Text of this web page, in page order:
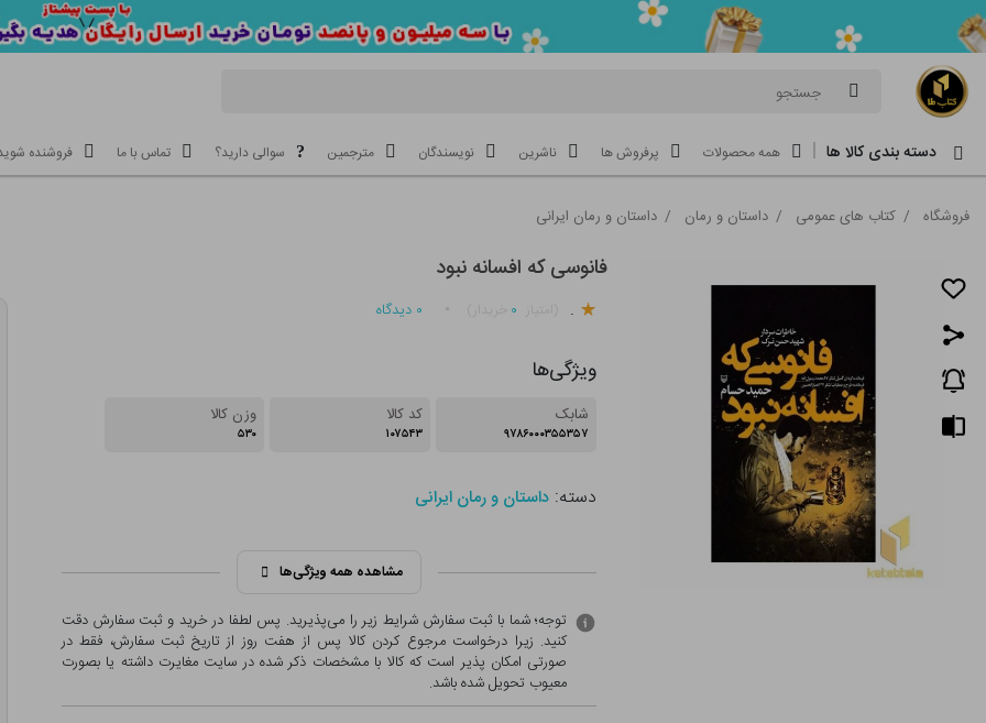
جستجو
دسته بندی کالا ها همه محصولات پرفروش ها ناشرین نویسندگان مترجمین سوالی دارید؟ تماس با ما فروشنده
فروشگاه / کتاب های عمومی / داستان و رمان / داستان و رمان ایرانی
فانوسی که افسانه نبود
. ۰ ۰ دیدگاه
ویژگی‌ها
شابک
۹۷۸۶۰۰۰۳۵۵۳۵۷
کد کالا
۱۰۷۵۴۳
وزن کالا
۵۳۰
دسته: داستان و رمان ایرانی
مشاهده همه ویژگی‌ها
توجه؛ شما با ثبت سفارش شرایط زیر را می‌پذیرید. پس لطفا در خرید و ثبت سفارش دقت
کنید. زیرا درخواست مرجوع کردن کالا پس از هفت روز از تاریخ ثبت سفارش، فقط در
صورتی امکان پذیر است که کالا با مشخصات ذکر شده در سایت مغایرت داشته یا بصورت
معيوب تحویل شده باشد.